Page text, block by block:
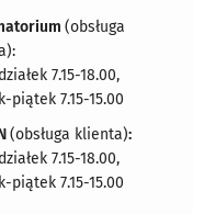
(obsługa
7.15-18.00,
piątek 7.15-15.00
(obsługa klienta):
7.15-18.00,
piątek 7.15-15.00